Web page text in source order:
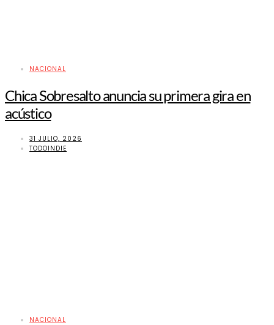
NACIONAL
Chica Sobresalto anuncia su primera gira en
acústico
31 JULIO, 2026
TODOINDIE
NACIONAL